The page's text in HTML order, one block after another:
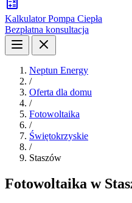
Kalkulator Pompa Ciepła
Bezpłatna konsultacja
Neptun Energy
/
Oferta dla domu
/
Fotowoltaika
/
Świętokrzyskie
/
Staszów
Fotowoltaika w